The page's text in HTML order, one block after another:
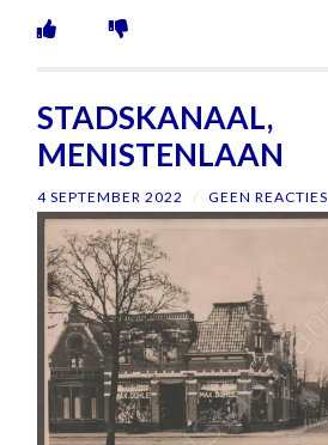
STADSKANAAL,
MENISTENLAAN
4 SEPTEMBER 2022 / GEEN REACTIES